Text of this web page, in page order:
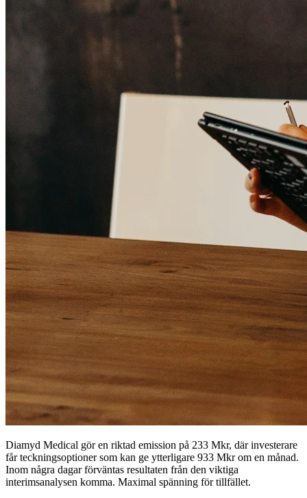
Diamyd Medical gör en riktad emission på 233 Mkr, där investerare
får teckningsoptioner som kan ge ytterligare 933 Mkr om en månad.
Inom några dagar förväntas resultaten från den viktiga
interimsanalysen komma. Maximal spänning för tillfället.